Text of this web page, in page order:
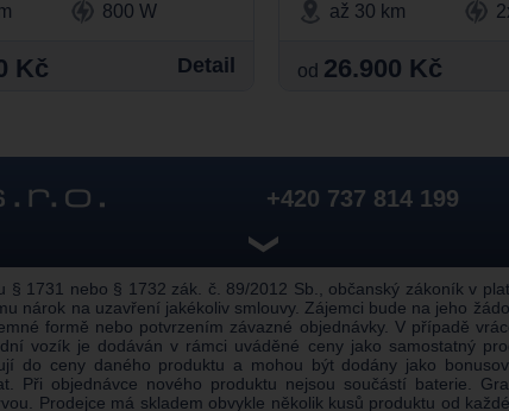
800 W
Kč Detail
až 30 km
od 26.900 Kč
+420 737 814 199
❯
1731 nebo § 1732 zák. č. 89/2012 Sb., občanský zákoník v
nárok na uzavření jakékoliv smlouvy. Zájemci bude na jeho
formě nebo potvrzením závazné objednávky. V případě
vozík je dodáván v rámci uváděné ceny jako samostatný
do ceny daného produktu a mohou být dodány jako
Při objednávce nového produktu nejsou součástí baterie.
Prodejce má skladem obvykle několik kusů produktu od